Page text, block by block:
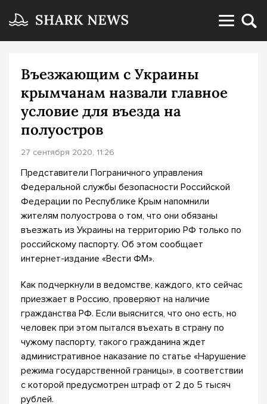
Въезжающим с Украины
крымчанам назвали главное
условие для въезда на
полуостров
27 сентября 2020, 11:26
Представители Пограничного управления
Федеральной службы безопасности Российской
Федерации по Республике Крым напомнили
жителям полуострова о том, что они обязаны
въезжать из Украины на территорию РФ только по
российскому паспорту. Об этом сообщает
интернет-издание «Вести ФМ».
Как подчеркнули в ведомстве, каждого, кто сейчас
приезжает в Россию, проверяют на наличие
гражданства РФ. Если выяснится, что оно есть, но
человек при этом пытался въехать в страну по
чужому паспорту, такого гражданина ждет
административное наказание по статье «Нарушение
режима государственной границы», в соответствии
с которой предусмотрен штраф от 2 до 5 тысяч
рублей.